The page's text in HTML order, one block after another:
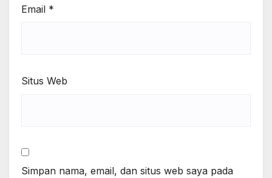
Email *
Situs Web
Simpan nama, email, dan situs web saya pada